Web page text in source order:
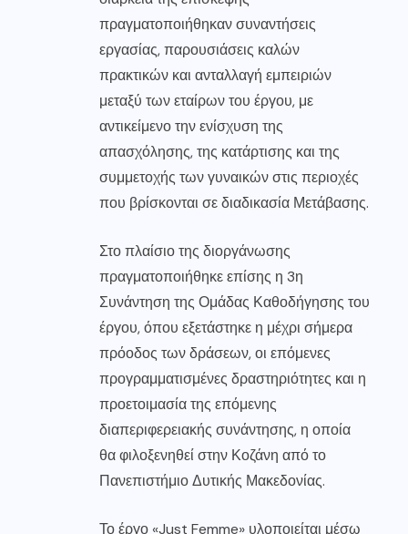
πραγματοποιήθηκαν συναντήσεις
εργασίας, παρουσιάσεις καλών
πρακτικών και ανταλλαγή εμπειριών
μεταξύ των εταίρων του έργου, με
αντικείμενο την ενίσχυση της
απασχόλησης, της κατάρτισης και της
συμμετοχής των γυναικών στις περιοχές
που βρίσκονται σε διαδικασία Μετάβασης.
Στο πλαίσιο της διοργάνωσης
πραγματοποιήθηκε επίσης η 3η
Συνάντηση της Ομάδας Καθοδήγησης του
έργου, όπου εξετάστηκε η μέχρι σήμερα
πρόοδος των δράσεων, οι επόμενες
προγραμματισμένες δραστηριότητες και η
προετοιμασία της επόμενης
διαπεριφερειακής συνάντησης, η οποία
θα φιλοξενηθεί στην Κοζάνη από το
Πανεπιστήμιο Δυτικής Μακεδονίας.
Το έργο «Just Femme» υλοποιείται μέσω